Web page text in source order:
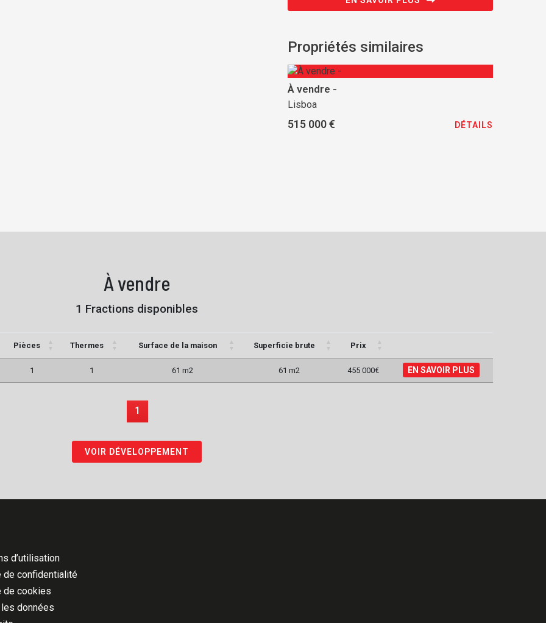
Propriétés similaires
À vendre -
Lisboa
515 000 € DÉTAILS
À vendre
1 Fractions disponibles
Pièces Thermes Surface de la maison Superficie brute Prix
1 1 61 m2 61 m2 455 000€ EN SAVOIR PLUS
1
VOIR DÉVELOPPEMENT
d’utilisation
de confidentialité
de cookies
données